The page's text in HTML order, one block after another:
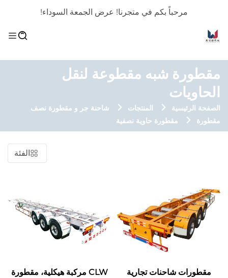
مرحباً بكم في متجرنا! عرض الجمعة السوداء!
مقطورة شبه مقطوعة لنقل
الحاويات
الصفحة الرئيسية المنتجات
شاحنة جر و مقطورة نصف
مقطورة
مقطورة حاوية نصفية
الفئة
مقطورات شاحنات تجارية
CLW مركبة هيكلية، مقطورة